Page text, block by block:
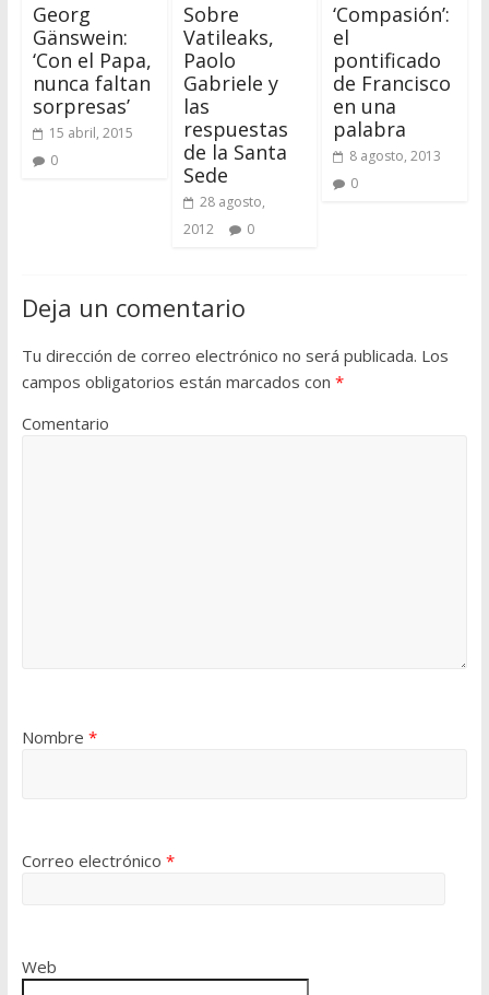
Georg
Gänswein:
‘Con el Papa,
nunca faltan
sorpresas’
15 abril, 2015
0
Sobre
Vatileaks,
Paolo
Gabriele y
las
respuestas
de la Santa
Sede
28 agosto,
2012
0
‘Compasión’:
el
pontificado
de Francisco
en una
palabra
8 agosto, 2013
0
Deja un comentario
Tu dirección de correo electrónico no será publicada. Los
campos obligatorios están marcados con *
Comentario
Nombre *
Correo electrónico *
Web